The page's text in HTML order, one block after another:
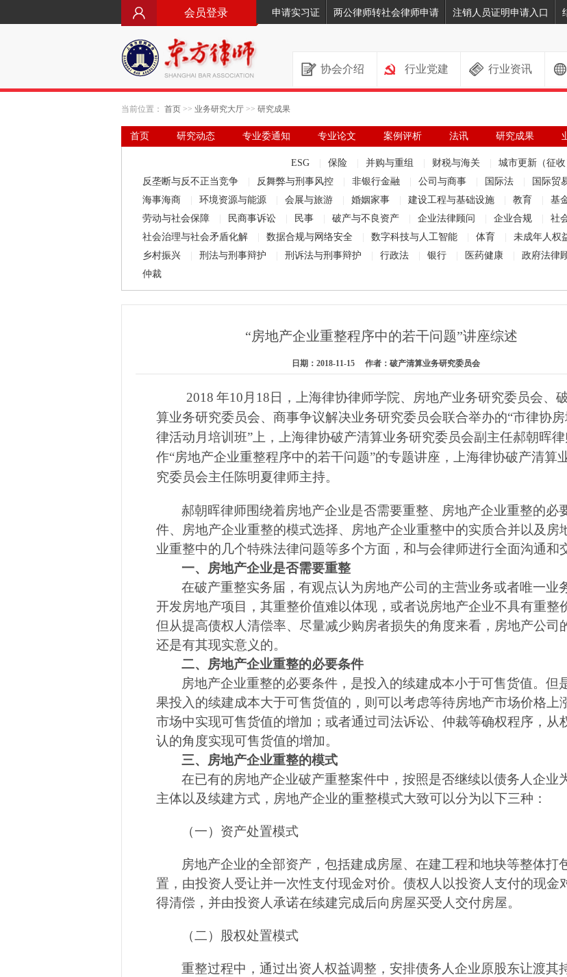
会员登录 申请实习证 两公律师转社会律师申请 注销人员证明申请入口
协会介绍 行业党建 行业资讯
当前位置： 首页 >> 业务研究大厅 >> 研究成果
首页 研究动态 专业委通知 专业论文 案例评析 法讯 研究成果
ESG 保险 并购与重组 财税与海关 城市更新（征收
反垄断与反不正当竞争
反舞弊与刑事风控 非银行金融 公司与商事 国际法 国际贸
海事海商
环境资源与能源 会展与旅游 婚姻家事 建设工程与基础设施 教育 基
劳动与社会保障
民商事诉讼 民事 破产与不良资产 企业法律顾问 企业合规 社
社会治理与社会矛盾化解
数据合规与网络安全 数字科技与人工智能 体育 未成年人权
乡村振兴
刑法与刑事辩护 刑诉法与刑事辩护 行政法 银行 医药健康 政府法律
仲裁
“房地产企业重整程序中的若干问题”讲座综述
日期：2018-11-15 作者：破产清算业务研究委员会
2018 年10 月 18 日，上海律协律师学院、房地产业务研究委员会、
算业务研究委员会、商事争议解决业务研究委员会联合举办的“市律协
律活动月培训班”上，上海律协破产清算业务研究委员会副主任郝朝晖
作“房地产企业重整程序中的若干问题”的专题讲座，上海律协破产清算
究委员会主任陈明夏律师主持。
郝朝晖律师围绕着房地产企业是否需要重整、房地产企业重整的必
件、房地产企业重整的模式选择、房地产企业重整中的实质合并以及房
业重整中的几个特殊法律问题等多个方面，和与会律师进行全面沟通和
一、房地产企业是否需要重整
在破产重整实务届，有观点认为房地产公司的主营业务或者唯一业
开发房地产项目，其重整价值难以体现，或者说房地产企业不具有重整
但从提高债权人清偿率、尽量减少购房者损失的角度来看，房地产公司
还是有其现实意义的。
二、房地产企业重整的必要条件
房地产企业重整的必要条件，是投入的续建成本小于可售货值。但
果投入的续建成本大于可售货值的，则可以考虑等待房地产市场价格上
市场中实现可售货值的增加；或者通过司法诉讼、仲裁等确权程序，从
认的角度实现可售货值的增加。
三、房地产企业重整的模式
在已有的房地产企业破产重整案件中，按照是否继续以债务人企业
主体以及续建方式，房地产企业的重整模式大致可以分为以下三种：
（一）资产处置模式
房地产企业的全部资产，包括建成房屋、在建工程和地块等整体打
置，由投资人受让并一次性支付现金对价。债权人以投资人支付的现金
得清偿，并由投资人承诺在续建完成后向房屋买受人交付房屋。
（二）股权处置模式
重整过程中，通过出资人权益调整，安排债务人企业原股东让渡其